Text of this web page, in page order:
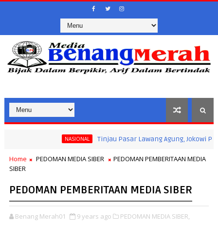
Tinjau Pasar Lawang Agung, Jokowi Pastikan
Home PEDOMAN MEDIA SIBER
PEDOMAN PEMBERITAAN MEDIA
SIBER
PEDOMAN PEMBERITAAN MEDIA SIBER
Benang Merah01 9 years ago PEDOMAN MEDIA SIBER,